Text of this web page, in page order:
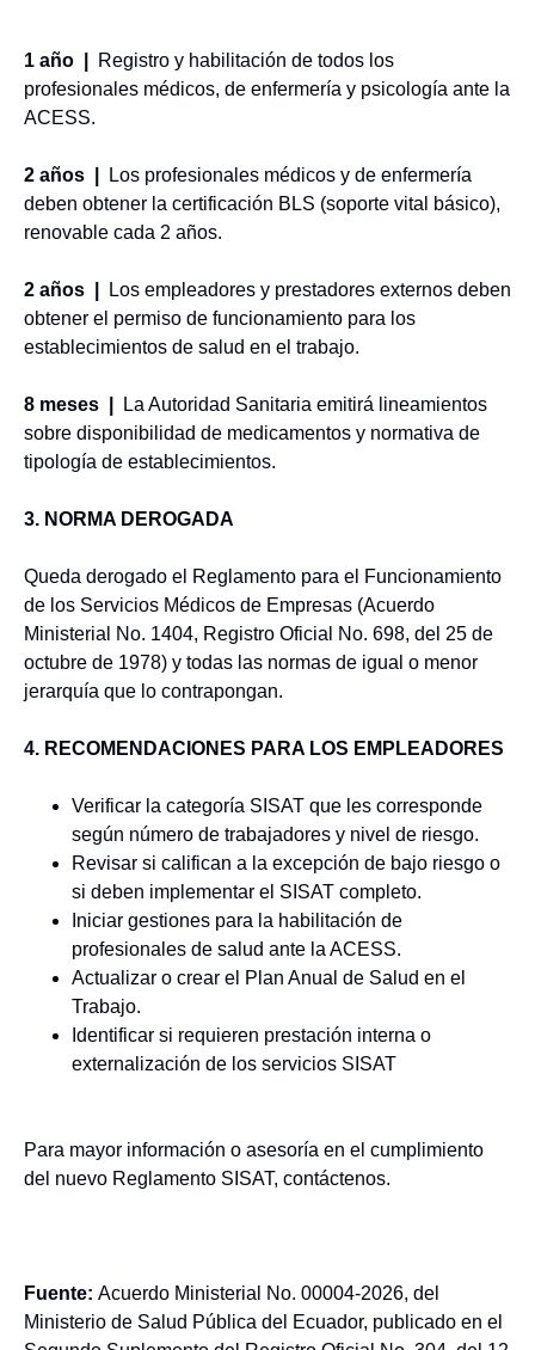
1 año |
Registro y habilitación de todos los
profesionales médicos, de enfermería y psicología ante la
ACESS.
2 años |
Los profesionales médicos y de enfermería
deben obtener la certificación BLS (soporte vital básico),
renovable cada 2 años.
2 años | Los empleadores y prestadores externos deben
obtener el permiso de funcionamiento para los
establecimientos de salud en el trabajo.
8 meses |
La Autoridad Sanitaria emitirá lineamientos
sobre disponibilidad de medicamentos y normativa de
tipología de establecimientos.
3. NORMA DEROGADA
Queda derogado el Reglamento para el Funcionamiento
de los Servicios Médicos de Empresas (Acuerdo
Ministerial No. 1404, Registro Oficial No. 698, del 25 de
octubre de 1978) y todas las normas de igual o menor
jerarquía que lo contrapongan.
4. RECOMENDACIONES PARA LOS EMPLEADORES
Verificar la categoría SISAT que les corresponde
según número de trabajadores y nivel de riesgo.
Revisar si califican a la excepción de bajo riesgo o
si deben implementar el SISAT completo.
Iniciar gestiones para la habilitación de
profesionales de salud ante la ACESS.
Actualizar o crear el Plan Anual de Salud en el
Trabajo.
Identificar si requieren prestación interna o
externalización de los servicios SISAT
Para mayor información o asesoría en el cumplimiento
del nuevo Reglamento SISAT, contáctenos.
Fuente: Acuerdo Ministerial No. 00004-2026, del
Ministerio de Salud Pública del Ecuador, publicado en el